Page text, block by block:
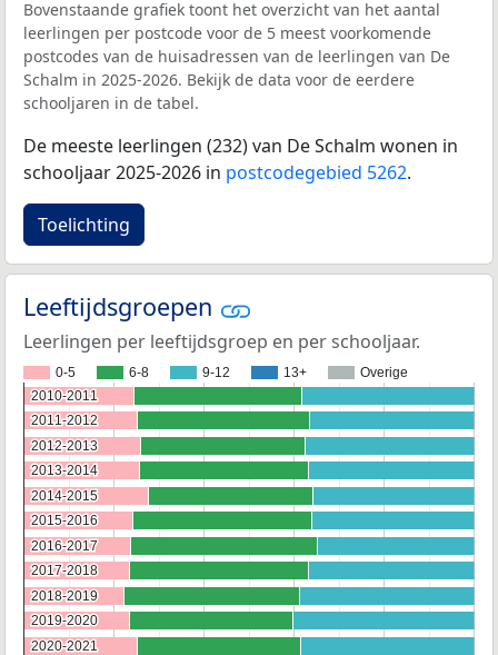
Bovenstaande grafiek toont het overzicht van het aantal
leerlingen per postcode voor de 5 meest voorkomende
postcodes van de huisadressen van de leerlingen van De
Schalm in 2025-2026. Bekijk de data voor de eerdere
schooljaren in de tabel.
De meeste leerlingen (232) van De Schalm wonen in
schooljaar 2025-2026 in postcodegebied 5262.
Toelichting
Leeftijdsgroepen
Leerlingen per leeftijdsgroep en per schooljaar.
0-5 6-8 9-12 13+ Overige
2010-2011
2010-2011
2011-2012
2011-2012
2012-2013
2012-2013
2013-2014
2013-2014
2014-2015
2014-2015
2015-2016
2015-2016
2016-2017
2016-2017
2017-2018
2017-2018
2018-2019
2018-2019
2019-2020
2019-2020
2020-2021
2020-2021